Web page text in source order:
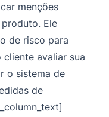
menções
Ele
de risco para
avaliar sua
o sistema de
de